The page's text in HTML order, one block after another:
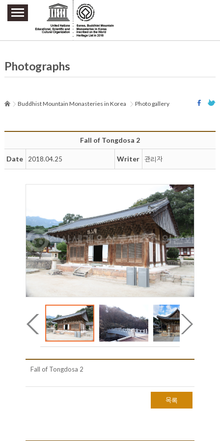
주요메뉴 바로가기
본문 바로가기
하단메뉴 바로가기
Photographs
Buddhist Mountain Monasteries in Korea Photo gallery
Fall of Tongdosa 2
Date 2018.04.25 Writer 관리자
Fall of Tongdosa 2
목록